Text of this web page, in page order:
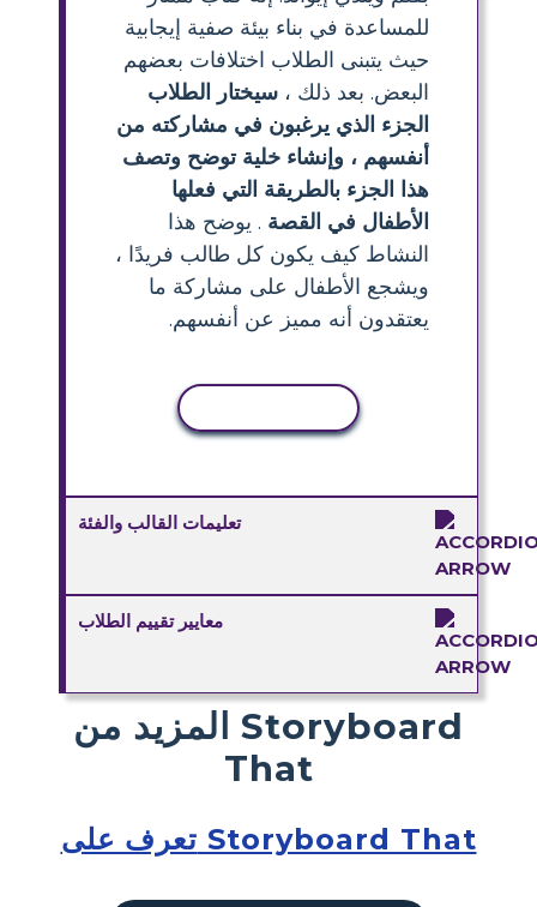
للمساعدة في بناء بيئة صفية إيجابية
حيث يتبنى الطلاب اختلافات بعضهم
البعض. بعد ذلك ، سيختار الطلاب
الجزء الذي يرغبون في مشاركته من
أنفسهم ، وإنشاء خلية توضح وتصف
هذا الجزء بالطريقة التي فعلها
الأطفال في القصة . يوضح هذا
النشاط كيف يكون كل طالب فريدًا ،
ويشجع الأطفال على مشاركة ما
يعتقدون أنه مميز عن أنفسهم.
تعليمات القالب والفئة
معايير تقييم الطلاب
المزيد من Storyboard
That
تعرف على Storyboard That